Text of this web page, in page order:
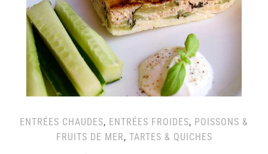
ENTRÉES CHAUDES, ENTRÉES FROIDES, POISSONS &
FRUITS DE MER, TARTES & QUICHES